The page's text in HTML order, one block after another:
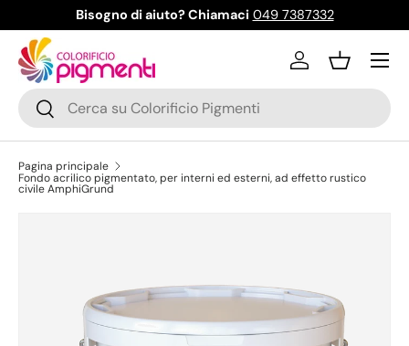
Passa ai contenuti
Bisogno di aiuto? Chiamaci 049 7387332
Cerca
Cerca
AccediCestino
Menu
Pagina principale
Fondo acrilico pigmentato, per interni ed esterni, ad effetto rustico
civile AmphiGrund